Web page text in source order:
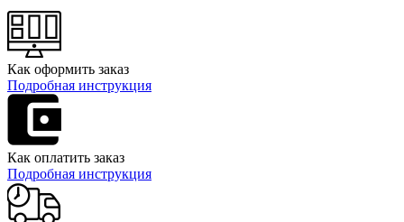
Как оформить заказ
Подробная инструкция
Как оплатить заказ
Подробная инструкция